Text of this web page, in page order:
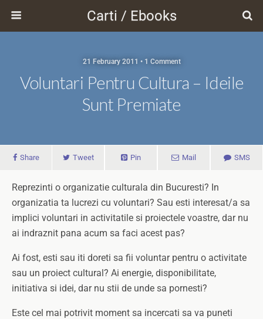
Carti / Ebooks
21 February 2011 • 1 Comment
Voluntari Pentru Cultura – Ideile
Sunt Premiate
Share Tweet Pin Mail SMS
Reprezinti o organizatie culturala din Bucuresti? In
organizatia ta lucrezi cu voluntari? Sau esti interesat/a sa
implici voluntari in activitatile si proiectele voastre, dar nu
ai indraznit pana acum sa faci acest pas?
Ai fost, esti sau iti doreti sa fii voluntar pentru o activitate
sau un proiect cultural? Ai energie, disponibilitate,
initiativa si idei, dar nu stii de unde sa pornesti?
Este cel mai potrivit moment sa incercati sa va puneti